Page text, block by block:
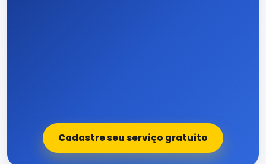
Cadastre seu serviço gratuito